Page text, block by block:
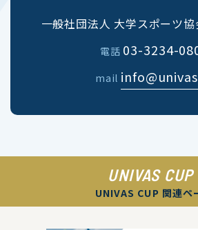
一般社団法人 大学スポーツ
電話 03-3234-
mail
UNIVAS CUP
UNIVAS CUP 関連ペ